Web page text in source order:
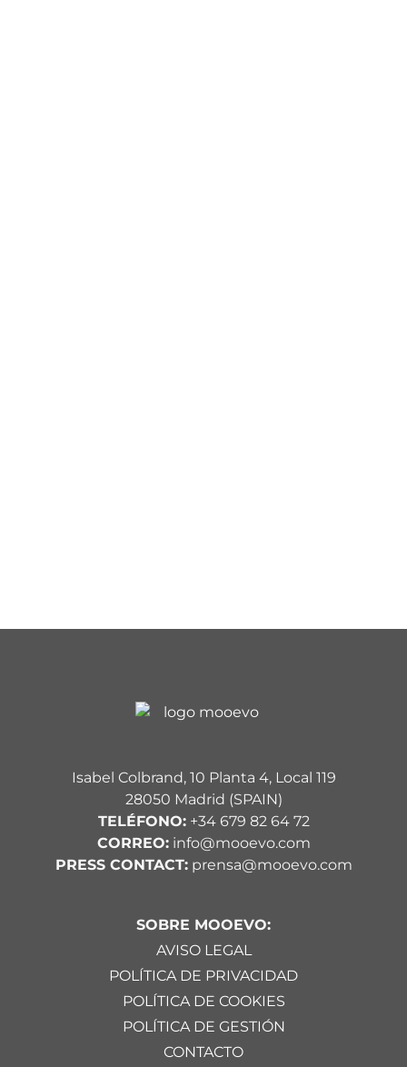
Isabel Colbrand, 10 Planta 4, Local 119
28050 Madrid (SPAIN)
TELÉFONO:+34 679 82 64 72
CORREO:info@mooevo.com
PRESS CONTACT:prensa@mooevo.com
SOBRE MOOEVO:
AVISO LEGAL
POLÍTICA DE PRIVACIDAD
POLÍTICA DE COOKIES
POLÍTICA DE GESTIÓN
CONTACTO